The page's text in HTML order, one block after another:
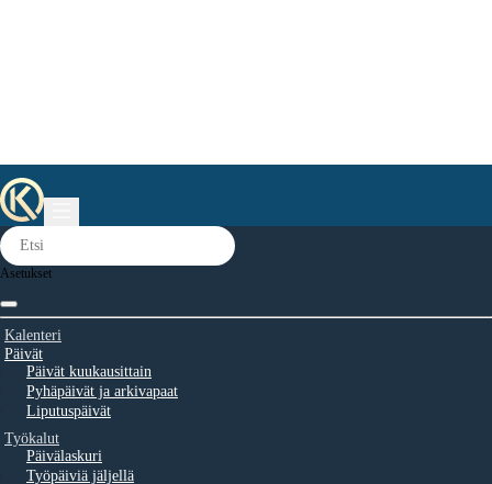
Asetukset
Kalenteri
Päivät
Päivät kuukausittain
Pyhäpäivät ja arkivapaat
Liputuspäivät
Työkalut
Päivälaskuri
Työpäiviä jäljellä